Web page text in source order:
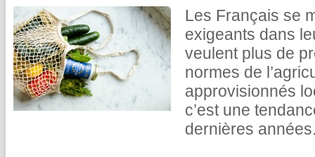
Les Français se
exigeants dans
veulent plus de
normes de
approvisionnés
c’est une
dernières